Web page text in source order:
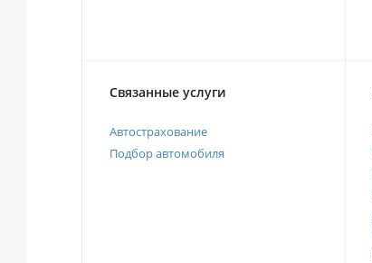
Связанные услуги
Автострахование
Подбор автомобиля